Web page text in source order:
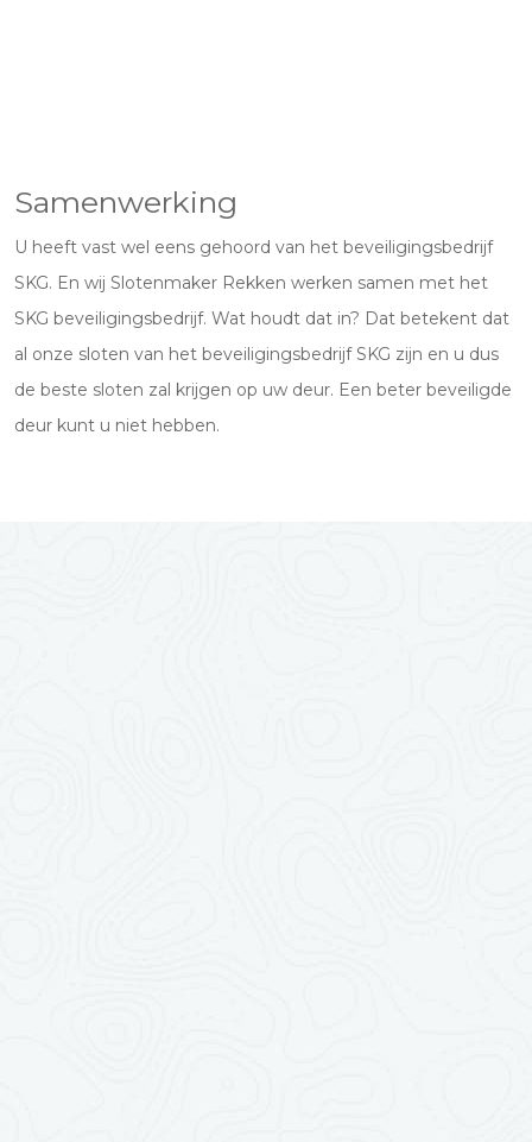
Samenwerking
U heeft vast wel eens gehoord van het beveiligingsbedrijf
SKG. En wij Slotenmaker Rekken werken samen met het
SKG beveiligingsbedrijf. Wat houdt dat in? Dat betekent dat
al onze sloten van het beveiligingsbedrijf SKG zijn en u dus
de beste sloten zal krijgen op uw deur. Een beter beveiligde
deur kunt u niet hebben.